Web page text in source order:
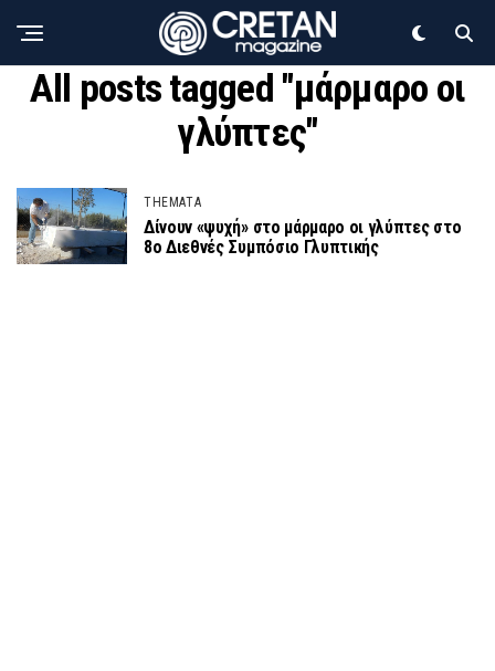
All posts tagged "μάρμαρο οι
γλύπτες"
THEMATA
Δίνουν «ψυχή» στο μάρμαρο οι γλύπτες στο
8ο Διεθνές Συμπόσιο Γλυπτικής